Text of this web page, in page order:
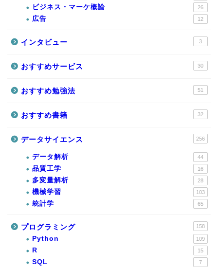
ビジネス・マーケ概論 26
広告 12
インタビュー 3
おすすめサービス 30
おすすめ勉強法 51
おすすめ書籍 32
データサイエンス 256
データ解析 44
品質工学 16
多変量解析 28
機械学習 103
統計学 65
プログラミング 158
Python 109
R 15
SQL 7